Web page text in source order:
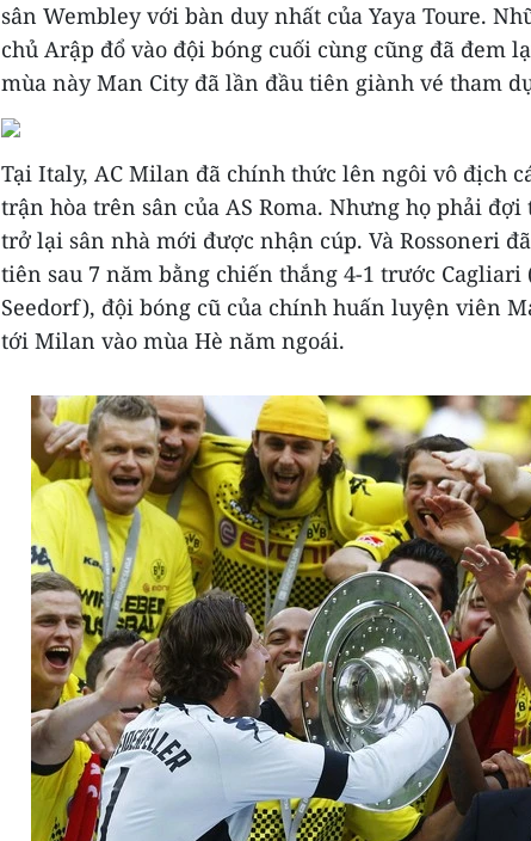
sân Wembley với bàn duy nhất của Yaya Toure.
chủ Arập đổ vào đội bóng cuối cùng cũng đã đem
mùa này Man City đã lần đầu tiên giành vé tham
Tại Italy, AC Milan đã chính thức lên ngôi vô địch
trận hòa trên sân của AS Roma. Nhưng họ phải
trở lại sân nhà mới được nhận cúp. Và Rossoneri
tiên sau 7 năm bằng chiến thắng 4-1 trước Cagliari
Seedorf), đội bóng cũ của chính huấn luyện viên
tới Milan vào mùa Hè năm ngoái.